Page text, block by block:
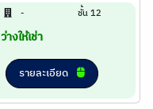
- ชั้น 12
ว่างให้เช่า
รายละเอียด